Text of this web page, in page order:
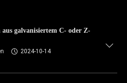
galvanisiertem C- oder Z-
2024-10-14